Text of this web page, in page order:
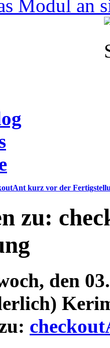
Modul an
kurz vor der
zu:
den